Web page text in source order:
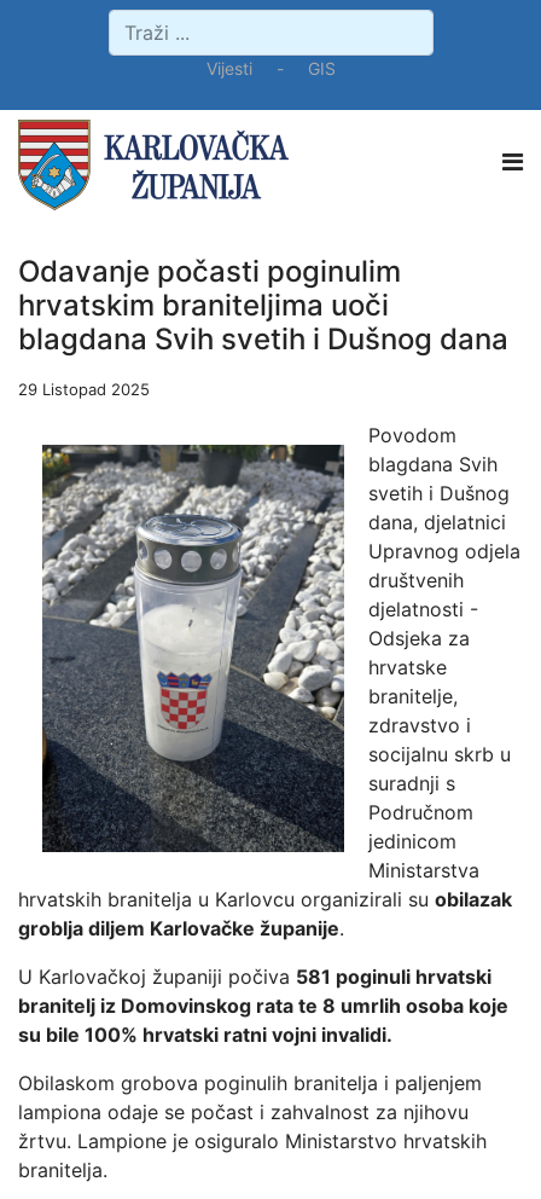
Vijesti- GIS
Odavanje počasti poginulim
hrvatskim braniteljima uoči
blagdana Svih svetih i Dušnog dana
29 Listopad 2025
Povodom
blagdana Svih
svetih i Dušnog
dana, djelatnici
Upravnog odjela
društvenih
djelatnosti -
Odsjeka za
hrvatske
branitelje,
zdravstvo i
socijalnu skrb u
suradnji s
Područnom
jedinicom
Ministarstva
hrvatskih branitelja u Karlovcu organizirali su obilazak
groblja diljem Karlovačke županije.
U Karlovačkoj županiji počiva 581 poginuli hrvatski
branitelj iz Domovinskog rata te 8 umrlih osoba koje
su bile 100% hrvatski ratni vojni invalidi.
Obilaskom grobova poginulih branitelja i paljenjem
lampiona odaje se počast i zahvalnost za njihovu
žrtvu. Lampione je osiguralo Ministarstvo hrvatskih
branitelja.